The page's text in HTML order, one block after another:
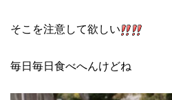
そこを注意して欲しい
毎日毎日食べへんけどね